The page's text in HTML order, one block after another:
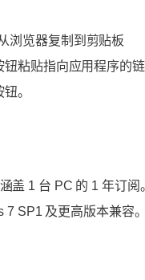
浏览器复制到剪贴板
钮粘贴指向应用程序的链
。
盖 1 台 PC 的 1 年订阅
7 SP1 及更高版本兼容。